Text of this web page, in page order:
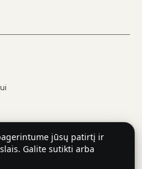
ženklas arba registruotas prekės
jūsų patirtį ir
Galite sutikti arba